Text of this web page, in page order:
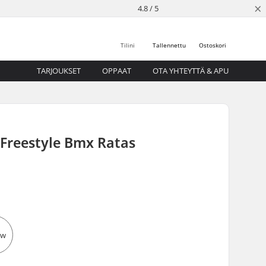
4.8 / 5 ×
Ostoskori
Tallennettu
Tilini
TARJOUKSET OPPAAT OTA YHTEYTTÄ & APU
Bmx Ratas